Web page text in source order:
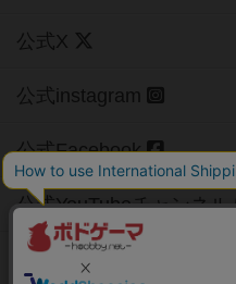
公式X
公式instagram
公式Facebook
公式YouTubeチャンネル